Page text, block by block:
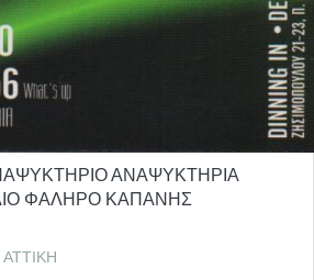
ΑΝΑΨΥΚΤΗΡΙΑ
ΦΑΛΗΡΟ ΚΑΠΑΝΗΣ